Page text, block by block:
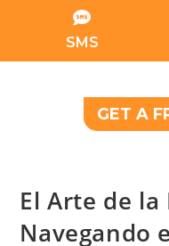
SMS
GET A
El Arte de la
Navegando